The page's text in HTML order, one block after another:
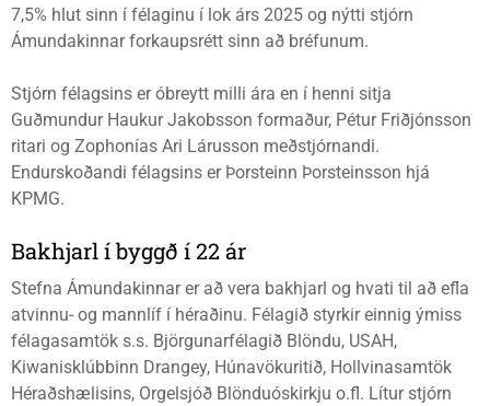
7,5% hlut sinn í félaginu í lok árs 2025 og nýtti stjórn
Ámundakinnar forkaupsrétt sinn að bréfunum.
Stjórn félagsins er óbreytt milli ára en í henni sitja
Guðmundur Haukur Jakobsson formaður, Pétur Friðjónsson
ritari og Zophonías Ari Lárusson meðstjórnandi.
Endurskoðandi félagsins er Þorsteinn Þorsteinsson hjá
KPMG.
Bakhjarl í byggð í 22 ár
Stefna Ámundakinnar er að vera bakhjarl og hvati til að efla
atvinnu- og mannlíf í héraðinu. Félagið styrkir einnig ýmiss
félagasamtök s.s. Björgunarfélagið Blöndu, USAH,
Kiwanisklúbbinn Drangey, Húnavökuritið, Hollvinasamtök
Héraðshælisins, Orgelsjóð Blönduóskirkju o.fl. Lítur stjórn